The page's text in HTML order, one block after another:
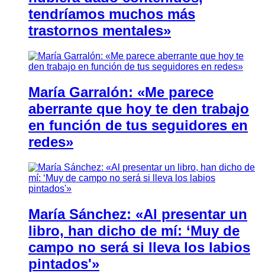
tendríamos muchos más
trastornos mentales»
María Garralón: «Me parece
aberrante que hoy te den trabajo
en función de tus seguidores en
redes»
María Sánchez: «Al presentar un
libro, han dicho de mí: ‘Muy de
campo no será si lleva los labios
pintados'»